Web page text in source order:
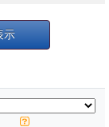
示